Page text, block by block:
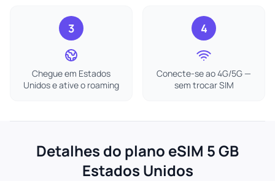
3
Chegue em Estados
Unidos e ative o roaming
4
Conecte-se ao 4G/5G —
sem trocar SIM
Detalhes do plano eSIM 5 GB
Estados Unidos